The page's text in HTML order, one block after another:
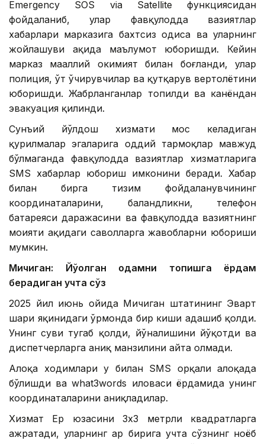
Emergency SOS via Satellite функциясидан
фойдаланиб, улар фавқулодда вазиятлар
хабарлари марказига бахтсиз ҳодиса ва уларнинг
жойлашуви ҳақида маълумот юборишди. Кейин
марказ маҳаллий ҳокимият билан боғланди, улар
полиция, ўт ўчирувчилар ва қутқарув вертолётини
юборишди. Жабрланганлар топилди ва канёндан
эвакуация қилинди.
Сунъий йўлдош хизмати мос келадиган
қурилмалар эгаларига оддий тармоқлар мавжуд
бўлмаганда фавқулодда вазиятлар хизматларига
SМS хабарлар юбориш имконини беради. Хабар
билан бирга тизим фойдаланувчининг
координаталарини, баландликни, телефон
батареяси даражасини ва фавқулодда вазиятнинг
моҳияти ҳақидаги саволларга жавобларни юбориши
мумкин.
Мичиган: Йўқолган одамни топишга ёрдам
берадиган учта сўз
2025 йил июнь ойида Мичиган штатининг Эварт
шаҳри яқинидаги ўрмонда бир киши адашиб қолди.
Унинг суви тугаб қолди, йўналишини йўқотди ва
диспетчерларга аниқ манзилини айта олмади.
Алоқа ходимлари у билан SМS орқали алоқада
бўлишди ва what3words иловаси ёрдамида унинг
координаталарини аниқладилар.
Хизмат Ер юзасини 3х3 метрли квадратларга
ажратади, уларнинг ҳар бирига учта сўзнинг ноёб